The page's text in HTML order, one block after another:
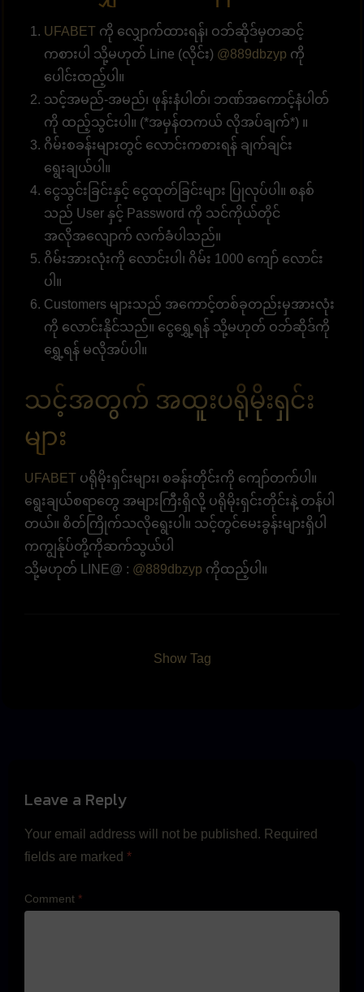
UFABET ကို လျှောက်ထားရန်၊ ဝဘ်ဆိုဒ်မှတဆင့်
ကစားပါ သို့မဟုတ် Line (လိုင်း) @889dbzyp ကို
ပေါင်းထည့်ပါ။
သင့်အမည်-အမည်၊ ဖုန်းနံပါတ်၊ ဘဏ်အကောင့်နံပါတ်
ကို ထည့်သွင်းပါ။ (*အမှန်တကယ် လိုအပ်ချက်*) ။
ဂိမ်းစခန်းများတွင် လောင်းကစားရန် ချက်ချင်း
ရွေးချယ်ပါ။
ငွေသွင်းခြင်းနှင့် ငွေထုတ်ခြင်းများ ပြုလုပ်ပါ။ စနစ်
သည် User နှင့် Password ကို သင်ကိုယ်တိုင်
အလိုအလျောက် လက်ခံပါသည်။
ဂိမ်းအားလုံးကို လောင်းပါ၊ ဂိမ်း 1000 ကျော် လောင်း
ပါ။
Customers များသည် အကောင့်တစ်ခုတည်းမှအားလုံး
ကို လောင်းနိုင်သည်။ ငွေရွှေ့ရန် သို့မဟုတ် ဝဘ်ဆိုဒ်ကို
ရွှေ့ရန် မလိုအပ်ပါ။
သင့်အတွက် အထူးပရိုမိုးရှင်း
များ
UFABET ပရိုမိုးရှင်းများ၊ စခန်းတိုင်းကို ကျော်တက်ပါ။
ရွေးချယ်စရာတွေ အများကြီးရှိလို့ ပရိုမိုးရှင်းတိုင်းနဲ့ တန်ပါ
တယ်။ စိတ်ကြိုက်သလိုရွေးပါ။ သင့်တွင်မေးခွန်းများရှိပါ
ကကျွန်ုပ်တို့ကိုဆက်သွယ်ပါ
သို့မဟုတ် LINE@ : @889dbzyp ကိုထည့်ပါ။
Show Tag
Leave a Reply
Your email address will not be published. Required
fields are marked *
Comment *